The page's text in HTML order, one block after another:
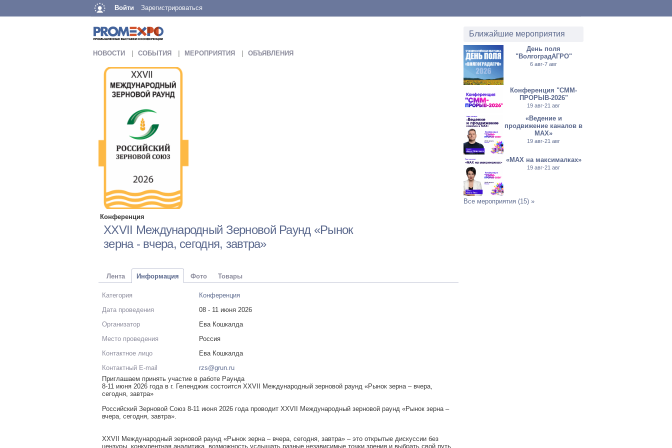
Войти Зарегистрироваться
Ближайшие мероприятия
День поля
"ВолгоградАГРО"
6 авг-7 авг
Конференция "СММ-
ПРОРЫВ-2026"
19 авг-21 авг
«Ведение и
продвижение каналов в
МАХ»
19 авг-21 авг
«MAX на максималках»
19 авг-21 авг
Все мероприятия (15) »
НОВОСТИ СОБЫТИЯ МЕРОПРИЯТИЯ ОБЪЯВЛЕНИЯ
Конференция
XXVII Международный Зерновой Раунд «Рынок
зерна - вчера, сегодня, завтра»
Лента Информация Фото Товары
Категория
Конференция
Дата проведения
08 - 11 июня 2026
Организатор
Ева Кошкалда
Место проведения
Россия
Контактное лицо
Ева Кошкалда
Контактный E-mail
rzs@grun.ru
Приглашаем принять участие в работе Раунда
8-11 июня 2026 года в г. Геленджик состоится XXVII Международный зерновой раунд «Рынок зерна – вчера,
сегодня, завтра»
Российский Зерновой Союз 8-11 июня 2026 года проводит XXVII Международный зерновой раунд «Рынок зерна –
вчера, сегодня, завтра».
XXVII Международный зерновой раунд «Рынок зерна – вчера, сегодня, завтра» – это открытые дискуссии без
цензуры, конкурентная аналитика, возможность услышать разные независимые точки зрения и выбрать свой путь.